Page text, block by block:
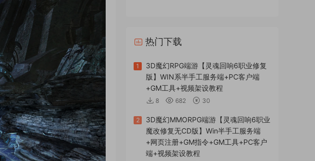
热门下载
1
3D魔幻RPG端游【灵魂回响6职业修复
版】WIN系半手工服务端+PC客户端
+GM工具+视频架设教程
8 682 30
2
3D魔幻MMORPG端游【灵魂回响6职业
魔改修复无CD版】Win半手工服务端
+网页注册+GM指令+GM工具+PC客户
端+视频架设教程